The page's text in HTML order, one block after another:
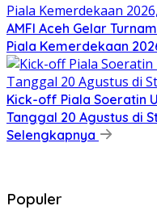
AMFI Aceh Gelar
Piala Kemerdekaan
Kick-off Piala Soeratin
Tanggal 20 Agustus di
Selengkapnya
Populer